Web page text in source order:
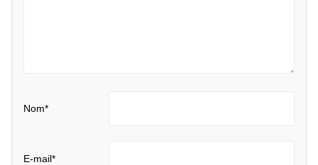
Nom*
E-mail*